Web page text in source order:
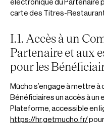
électronique du Partenaire
carte des Titres-
I.1. Accès à un
Partenaire et aux
pour les
Mūcho s’engage à mettre
Bénéficiaires un accès à un
Plateforme, accessible en
https://hr.getmucho.fr/